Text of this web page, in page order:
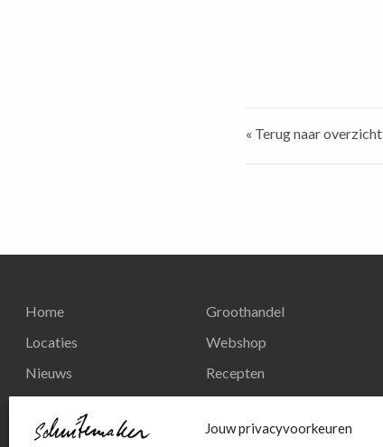
Jouw privacyvoorkeuren
« Terug naar overzicht
Home
Locaties
Nieuws
Contact
Groothandel
Webshop
Recepten